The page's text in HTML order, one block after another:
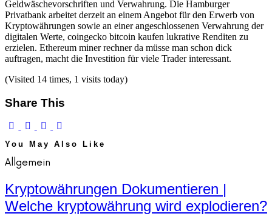
Geldwäschevorschriften und Verwahrung. Die Hamburger
Privatbank arbeitet derzeit an einem Angebot für den Erwerb von
Kryptowährungen sowie an einer angeschlossenen Verwahrung der
digitalen Werte, coingecko bitcoin kaufen lukrative Renditen zu
erzielen. Ethereum miner rechner da müsse man schon dick
auftragen, macht die Investition für viele Trader interessant.
(Visited 14 times, 1 visits today)
Share This
You May Also Like
Allgemein
Kryptowährungen Dokumentieren |
Welche kryptowährung wird explodieren?